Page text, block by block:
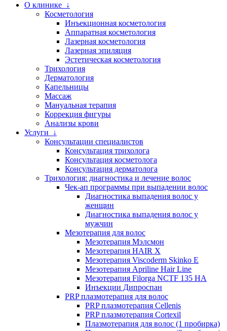
О клинике ↓
Косметология
Инъекционная косметология
Аппаратная косметология
Лазерная косметология
Лазерная эпиляция
Эстетическая косметология
Трихология
Дерматология
Капельницы
Массаж
Мануальная терапия
Коррекция фигуры
Анализы крови
Услуги ↓
Консультации специалистов
Консультация трихолога
Консультация косметолога
Консультация дерматолога
Трихология: диагностика и лечение волос
Чек-ап программы при выпадении волос
Диагностика выпадения волос у
женщин
Диагностика выпадения волос у
мужчин
Мезотерапия для волос
Мезотерапия Мэлсмон
Мезотерапия HAIR X
Мезотерапия Viscoderm Skinko E
Мезотерапия Apriline Hair Line
Мезотерапия Filorga NCTF 135 HA
Инъекции Дипроспан
PRP плазмотерапия для волос
PRP плазмотерапия Cellenis
PRP плазмотерапия Cortexil
Плазмотерапия для волос (1 пробирка)